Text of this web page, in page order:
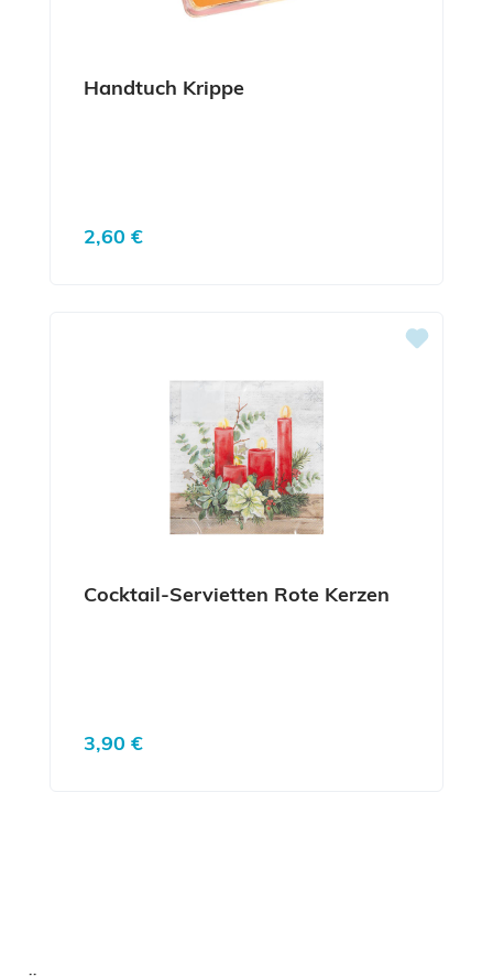
Handtuch Krippe
Regulärer Preis:
2,60 €
Cocktail-Servietten Rote Kerzen
Regulärer Preis:
3,90 €